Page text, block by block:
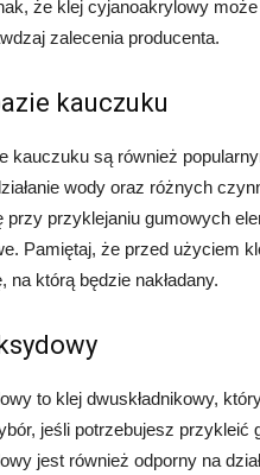
że klej cyjanoakrylowy
zalecenia producenta.
kauczuku
kauczuku są również
wody oraz różnych
przy przyklejaniu gumowych
Pamiętaj, że przed użyciem
na którą będzie nakładany.
to klej dwuskładnikowy,
jeśli potrzebujesz
jest również odporny na